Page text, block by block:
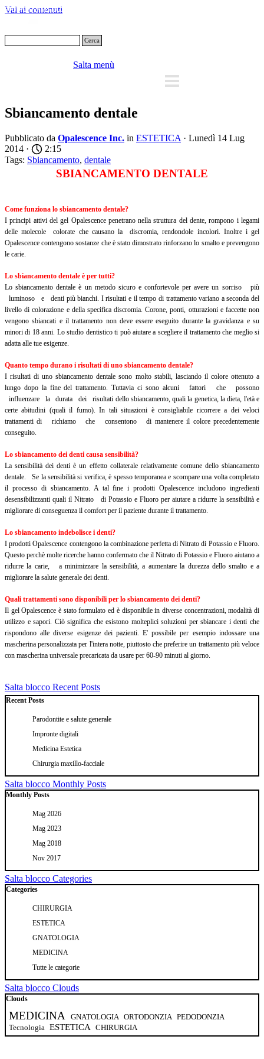
Vai ai contenuti
Cerca
Salta menù
Sbiancamento dentale
Pubblicato da Opalescence Inc. in ESTETICA · Lunedì 14 Lug
2014 ·
2:15
Tags: Sbiancamento, dentale
SBIANCAMENTO DENTALE
Come funziona lo sbiancamento dentale?
I principi attivi del gel Opalescence penetrano nella struttura del dente, rompono i legami
delle molecole colorate che causano la discromia, rendondole incolori. Inoltre i gel
Opalescence contengono sostanze che è stato dimostrato rinforzano lo smalto e prevengono
le carie.
Lo sbiancamento dentale è per tutti?
Lo sbiancamento dentale è un metodo sicuro e confortevole per avere un sorriso più
luminoso e denti più bianchi. I risultati e il tempo di trattamento variano a seconda del
livello di colorazione e della specifica discromia. Corone, ponti, otturazioni e faccette non
vengono sbiancati e il trattamento non deve essere eseguito durante la gravidanza e su
minori di 18 anni. Lo studio dentistico ti può aiutare a scegliere il trattamento che meglio si
adatta alle tue esigenze.
Quanto tempo durano i risultati di uno sbiancamento dentale?
I risultati di uno sbiancamento dentale sono molto stabili, lasciando il colore ottenuto a
lungo dopo la fine del trattamento. Tuttavia ci sono alcuni fattori che possono
influenzare la durata dei risultati dello sbiancamento, quali la genetica, la dieta, l'età e
certe abitudini (quali il fumo). In tali situazioni è consigliabile ricorrere a dei veloci
trattamenti di richiamo che consentono di mantenere il colore precedentemente
conseguito.
Lo sbiancamento dei denti causa sensibilità?
La sensibilità dei denti è un effetto collaterale relativamente comune dello sbiancamento
dentale. Se la sensibilità si verifica, è spesso temporanea e scompare una volta completato
il processo di sbiancamento. A tal fine i prodotti Opalescence includono ingredienti
desensibilizzanti quali il Nitrato di Potassio e Fluoro per aiutare a ridurre la sensibilità e
migliorare di conseguenza il comfort per il paziente durante il trattamento.
Lo sbiancamento indebolisce i denti?
I prodotti Opalescence contengono la combinazione perfetta di Nitrato di Potassio e Fluoro.
Questo perchè molte ricerche hanno confermato che il Nitrato di Potassio e Fluoro aiutano a
ridurre la carie, a minimizzare la sensibilità, a aumentare la durezza dello smalto e a
migliorare la salute generale dei denti.
Quali trattamenti sono disponibili per lo sbiancamento dei denti?
Il gel Opalescence è stato formulato ed è disponibile in diverse concentrazioni, modalità di
utilizzo e sapori. Ciò significa che esistono molteplici soluzioni per sbiancare i denti che
rispondono alle diverse esigenze dei pazienti. E' possibile per esempio indossare una
mascherina personalizzata per l'intera notte, piuttosto che preferire un trattamento più veloce
con mascherina universale precaricata da usare per 60-90 minuti al giorno.
Salta blocco Recent Posts
Recent Posts
Parodontite e salute generale
Impronte digitali
Medicina Estetica
Chirurgia maxillo-facciale
Salta blocco Monthly Posts
Monthly Posts
Mag 2026
Mag 2023
Mag 2018
Nov 2017
Salta blocco Categories
Categories
CHIRURGIA
ESTETICA
GNATOLOGIA
MEDICINA
Tutte le categorie
Salta blocco Clouds
Clouds
MEDICINA GNATOLOGIA ORTODONZIA PEDODONZIA
Tecnologia ESTETICA CHIRURGIA